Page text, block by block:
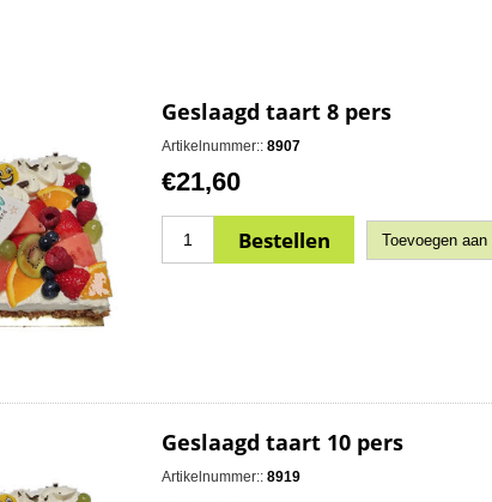
Geslaagd taart 8 pers
Artikelnummer:: 8907
€21,60
Geslaagd taart 10 pers
Artikelnummer:: 8919